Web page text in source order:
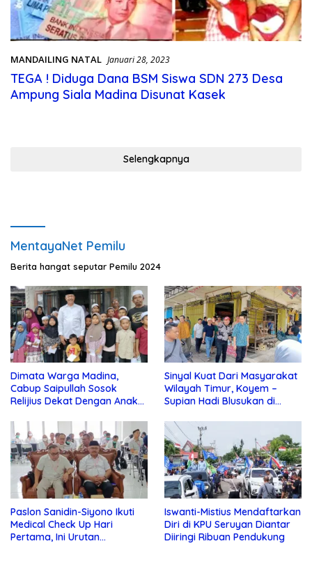
MANDAILING NATAL Januari 28, 2023
TEGA ! Diduga Dana BSM Siswa SDN 273 Desa
Ampung Siala Madina Disunat Kasek
Selengkapnya
MentayaNet Pemilu
Berita hangat seputar Pemilu 2024
Dimata Warga Madina,
Cabup Saipullah Sosok
Relijius Dekat Dengan Anak
Sinyal Kuat Dari Masyarakat
Wilayah Timur, Koyem –
Supian Hadi Blusukan di
Paslon Sanidin-Siyono Ikuti
Medical Check Up Hari
Pertama, Ini Urutan
Iswanti-Mistius Mendaftarkan
Diri di KPU Seruyan Diantar
Diiringi Ribuan Pendukung